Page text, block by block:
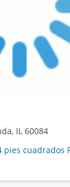
IL 60084
pies cuadrados